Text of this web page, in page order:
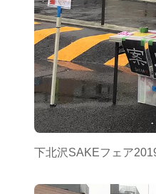
下北沢SAKEフェア